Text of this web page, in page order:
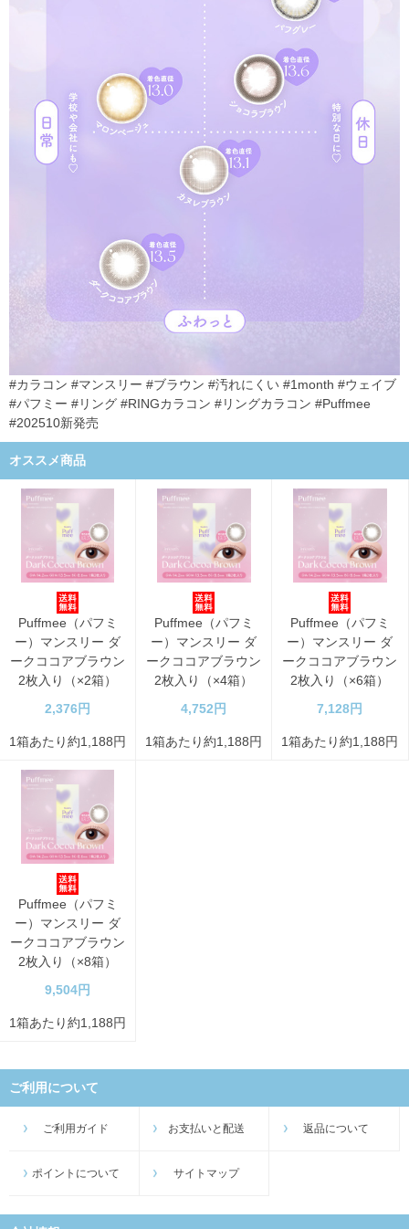
#カラコン #マンスリー #ブラウン #汚れにくい #1month #ウェイブ
#パフミー #リング #RINGカラコン #リングカラコン #Puffmee
#202510新発売
オススメ商品
Puffmee（パフミ
ー）マンスリー ダ
ークココアブラウン
2枚入り（×2箱）
2,376円
1箱あたり約1,188円
Puffmee（パフミ
ー）マンスリー ダ
ークココアブラウン
2枚入り（×4箱）
4,752円
1箱あたり約1,188円
Puffmee（パフミ
ー）マンスリー ダ
ークココアブラウン
2枚入り（×6箱）
7,128円
1箱あたり約1,188円
Puffmee（パフミ
ー）マンスリー ダ
ークココアブラウン
2枚入り（×8箱）
9,504円
1箱あたり約1,188円
ご利用について
ご利用ガイド お支払いと配送 返品について
ポイントについて サイトマップ